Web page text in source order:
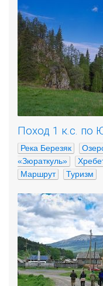
Поход 1 к.с. по
Река Березяк
«Зюраткуль»
Маршрут
Туризм